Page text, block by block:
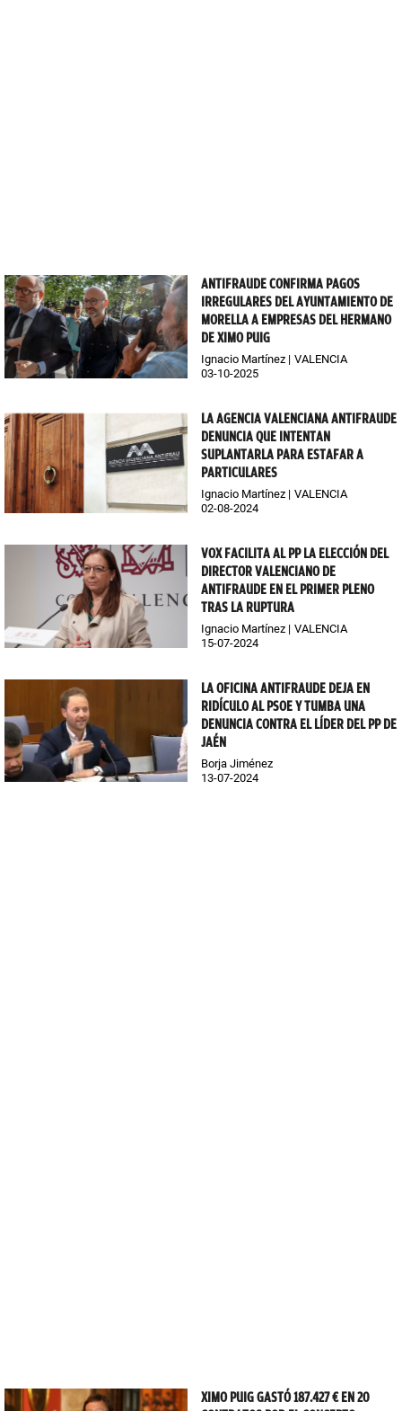
ANTIFRAUDE CONFIRMA PAGOS
IRREGULARES DEL AYUNTAMIENTO DE
MORELLA A EMPRESAS DEL HERMANO
DE XIMO PUIG
Ignacio Martínez
VALENCIA
03-10-2025
LA AGENCIA VALENCIANA ANTIFRAUDE
DENUNCIA QUE INTENTAN
SUPLANTARLA PARA ESTAFAR A
PARTICULARES
Ignacio Martínez
VALENCIA
02-08-2024
VOX FACILITA AL PP LA ELECCIÓN DEL
DIRECTOR VALENCIANO DE
ANTIFRAUDE EN EL PRIMER PLENO
TRAS LA RUPTURA
Ignacio Martínez
VALENCIA
15-07-2024
LA OFICINA ANTIFRAUDE DEJA EN
RIDÍCULO AL PSOE Y TUMBA UNA
DENUNCIA CONTRA EL LÍDER DEL PP DE
JAÉN
Borja Jiménez
13-07-2024
XIMO PUIG GASTÓ 187.427 € EN 20